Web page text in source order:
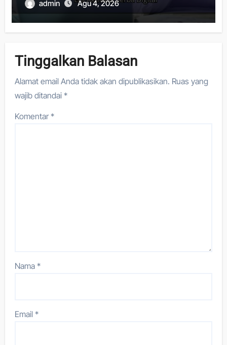
admin Agu 4, 2026
Tinggalkan Balasan
Alamat email Anda tidak akan dipublikasikan. Ruas yang
wajib ditandai*
Komentar*
Nama*
Email*